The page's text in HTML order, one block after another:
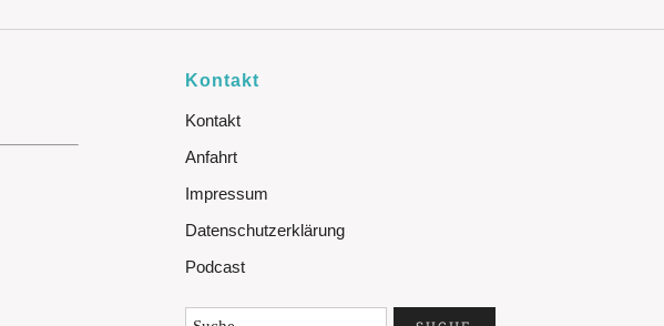
Kontakt
Kontakt
Anfahrt
Impressum
Datenschutzerklärung
Podcast